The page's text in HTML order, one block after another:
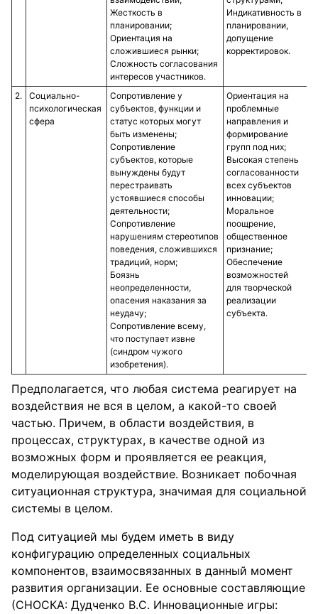
Жесткость в
планировании;
Ориентация на
сложившиеся рынки;
Сложность согласования
интересов участников.
Индикативность в
планировании,
допущение
корректировок.
2.
Социально-
психологическая
сфера
Сопротивление у
субъектов, функции и
статус которых могут
быть изменены;
Сопротивление
субъектов, которые
вынуждены будут
перестраивать
устоявшиеся способы
деятельности;
Сопротивление
нарушениям стереотипов
поведения, сложившихся
традиций, норм;
Боязнь
неопределенности,
опасения наказания за
неудачу;
Сопротивление всему,
что поступает извне
(синдром чужого
изобретения).
Ориентация на
проблемные
направления и
формирование
групп под них;
Высокая степень
согласованности
всех субъектов
инновации;
Моральное
поощрение,
общественное
признание;
Обеспечение
возможностей
для творческой
реализации
субъекта.
Предполагается, что любая система реагирует на
воздействия не вся в целом, а какой-то своей
частью. Причем, в области воздействия, в
процессах, структурах, в качестве одной из
возможных форм и проявляется ее реакция,
моделирующая воздействие. Возникает побочная
ситуационная структура, значимая для социальной
системы в целом.
Под ситуацией мы будем иметь в виду
конфигурацию определенных социальных
компонентов, взаимосвязанных в данный момент
развития организации. Ее основные составляющие
(СНОСКА: Дудченко B.C. Инновационные игры: